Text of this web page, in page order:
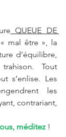
QUEUE DE
mal être », la
d’équilibre,
Tout
s’enlise. Les
les
contrariant,
méditez !